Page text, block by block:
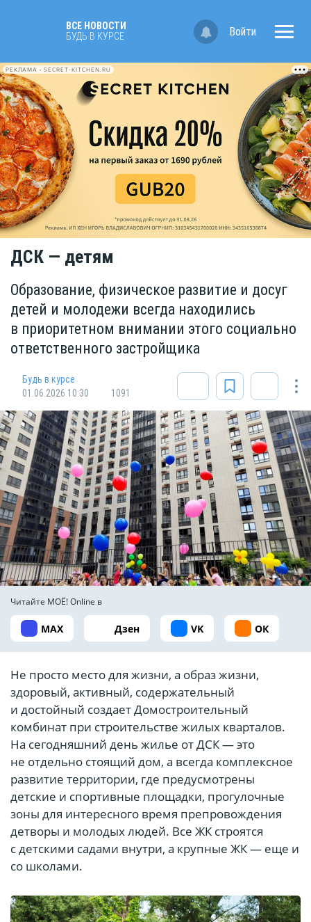
ВСЕ НОВОСТИ
БУДЬ В КУРСЕ
Войти
РЕКЛАМА • SECRET-KITCHEN.RU
ДСК — детям
Образование, физическое развитие и досуг
детей и молодежи всегда находились
в приоритетном внимании этого социально
ответственного застройщика
Будь в курсе
01.06.2026 10:30
1091
Читайте МОЁ! Online в
MAX Дзен VK ОК
Не просто место для жизни, а образ жизни,
здоровый, активный, содержательный
и достойный создает Домостроительный
комбинат при строительстве жилых кварталов.
На сегодняшний день жилье от ДСК — это
не отдельно стоящий дом, а всегда комплексное
развитие территории, где предусмотрены
детские и спортивные площадки, прогулочные
зоны для интересного время препровождения
детворы и молодых людей. Все ЖК строятся
с детскими садами внутри, а крупные ЖК — еще и
со школами.